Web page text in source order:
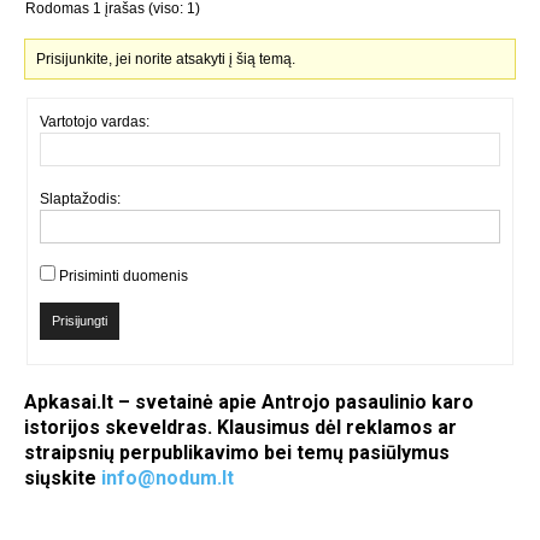
Rodomas 1 įrašas (viso: 1)
Prisijunkite, jei norite atsakyti į šią temą.
Vartotojo vardas:
Slaptažodis:
Prisiminti duomenis
Prisijungti
Apkasai.lt – svetainė apie Antrojo pasaulinio karo
istorijos skeveldras. Klausimus dėl reklamos ar
straipsnių perpublikavimo bei temų pasiūlymus
siųskite info@nodum.lt